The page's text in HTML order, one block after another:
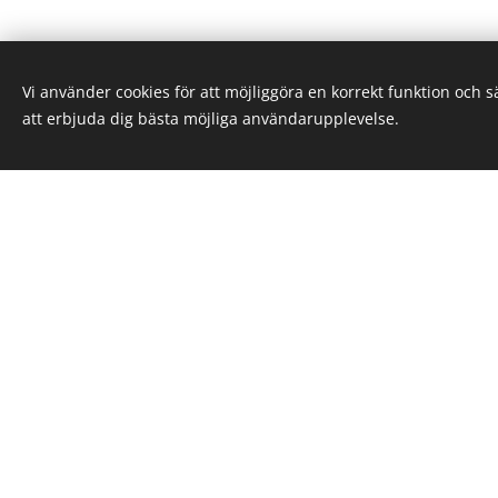
Vi använder cookies för att möjliggöra en korrekt funktion och
att erbjuda dig bästa möjliga användarupplevelse.